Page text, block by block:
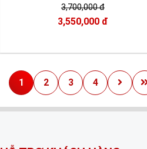
3,700,000 đ
3,550,000 đ
1 2 3 4